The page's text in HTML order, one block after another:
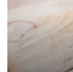
tulipano